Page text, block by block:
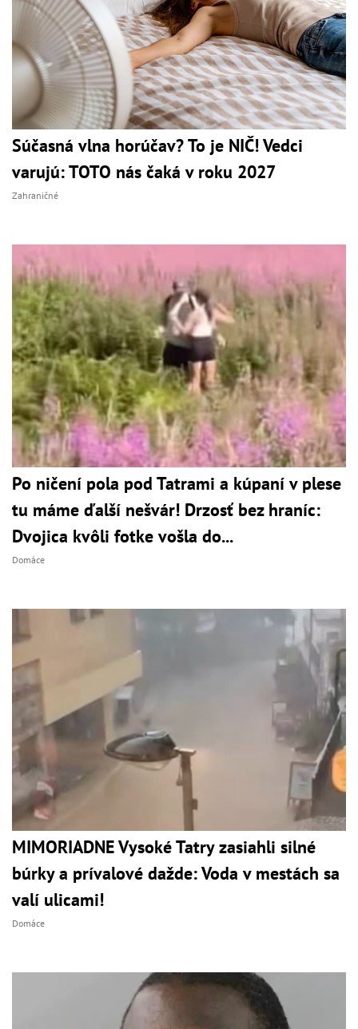
Súčasná vlna horúčav? To je NIČ! Vedci
varujú: TOTO nás čaká v roku 2027
Zahraničné
Po ničení pola pod Tatrami a kúpaní v plese
tu máme ďalší nešvár! Drzosť bez hraníc:
Dvojica kvôli fotke vošla do...
Domáce
MIMORIADNE Vysoké Tatry zasiahli silné
búrky a prívalové dažde: Voda v mestách sa
valí ulicami!
Domáce